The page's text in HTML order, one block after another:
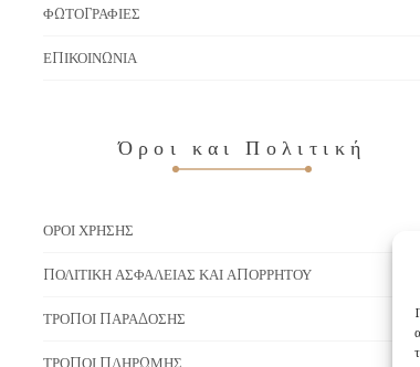
ΦΩΤΟΓΡΑΦΊΕΣ
ΕΠΙΚΟΙΝΩΝΊΑ
Όροι και Πολιτική
ΌΡΟΙ ΧΡΉΣΗΣ
ΠΟΛΙΤΙΚΉ ΑΣΦΆΛΕΙΑΣ ΚΑΙ ΑΠΟΡΡΉΤΟΥ
ΤΡΌΠΟΙ ΠΑΡΆΔΟΣΗΣ
ΤΡΌΠΟΙ ΠΛΗΡΩΜΉΣ